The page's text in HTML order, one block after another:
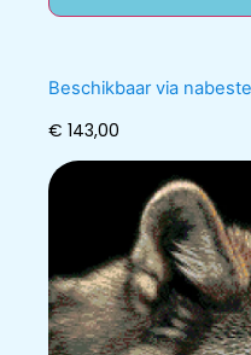
Beschikbaar via
€ 143,00